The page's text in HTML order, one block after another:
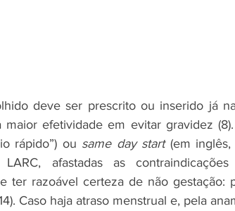
deve ser prescrito ou inserido já
rápido”) ou same day start (em inglês,
afastadas as
ter razoável certeza de não gestação:
Caso haja atraso menstrual e, pela